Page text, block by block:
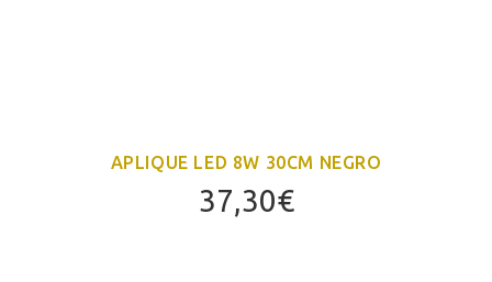
APLIQUE LED 8W 30CM NEGRO
37,30€